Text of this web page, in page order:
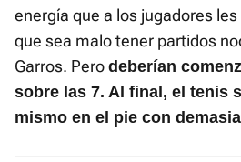
energía que a los jugadores
que sea malo tener partidos
Garros. Pero deberían
sobre las 7. Al final, el tenis
mismo en el pie con